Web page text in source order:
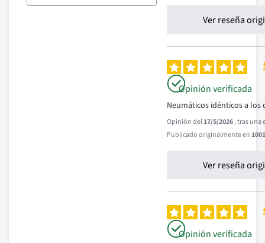
Ver reseña
Opinión verificada
Neumáticos idénticos a los
Opinión del17/5/2026, tras una
Publicado originalmente en
Ver reseña
Opinión verificada